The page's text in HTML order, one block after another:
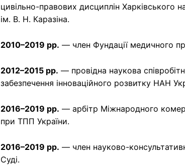
цивільно-правових дисциплін Харківського
ім. В. Н. Каразіна.
2010–2019 рр. — член Фундації медичного
2012–2015 рр. — провідна наукова
забезпечення інноваційного розвитку НАН
2016–2019 рр. — арбітр Міжнародного
при ТПП України.
2016–2019 рр. — член науково-
Суді.